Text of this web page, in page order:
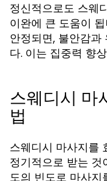
정신적으로도 스웨
이완에 큰 도움이
안정되면, 불안감과
다. 이는 집중력 향
스웨디시 마
법
스웨디시 마사지를
정기적으로 받는 것
도의 빈도로 마사지